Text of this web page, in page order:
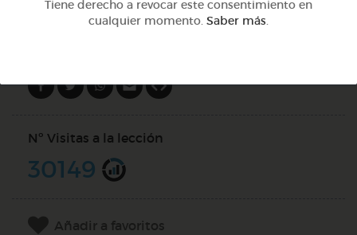
Nº Visitas a la lección
30149
Añadir a favoritos
Tiene derecho a revocar este consentimiento en
cualquier momento. Saber más.